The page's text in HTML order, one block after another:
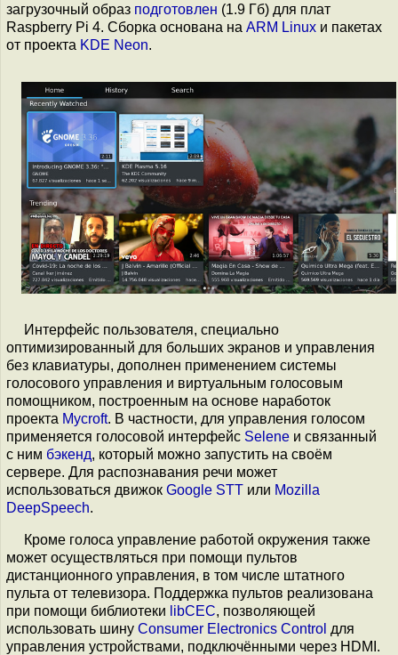
загрузочный образ подготовлен (1.9 Гб) для плат
Raspberry Pi 4. Сборка основана на ARM Linux и пакетах
от проекта KDE Neon.
Интерфейс пользователя, специально
оптимизированный для больших экранов и управления
без клавиатуры, дополнен применением системы
голосового управления и виртуальным голосовым
помощником, построенным на основе наработок
проекта Mycroft. В частности, для управления голосом
применяется голосовой интерфейс Selene и связанный
с ним бэкенд, который можно запустить на своём
сервере. Для распознавания речи может
использоваться движок Google STT или Mozilla
DeepSpeech.
Кроме голоса управление работой окружения также
может осуществляться при помощи пультов
дистанционного управления, в том числе штатного
пульта от телевизора. Поддержка пультов реализована
при помощи библиотеки libCEC, позволяющей
использовать шину Consumer Electronics Control для
управления устройствами, подключёнными через HDMI.